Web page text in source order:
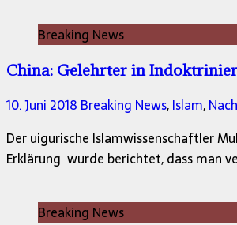
Breaking News
China: Gelehrter in
10. Juni 2018 Breaking News,Islam,
Der uigurische Islamwissenschaftler
Erklärung wurde berichtet, dass man
Breaking News